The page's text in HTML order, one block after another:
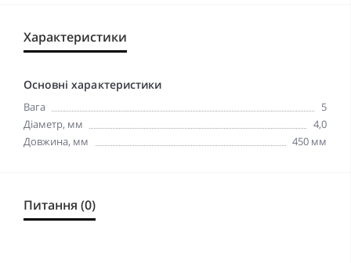
Характеристики
Основні характеристики
Вага
5
Діаметр, мм
4,0
Довжина, мм
450 мм
Питання (0)